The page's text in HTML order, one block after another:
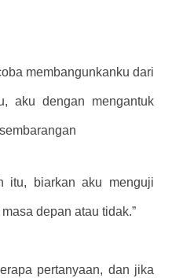
membangunkanku dari
aku dengan mengantuk
itu, biarkan aku menguji
depan atau tidak.”
pertanyaan, dan jika